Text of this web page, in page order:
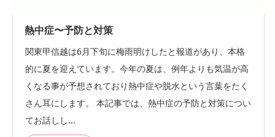
熱中症〜予防と対策
関東甲信越は6月下旬に梅雨明けしたと報道があり、本格
的に夏を迎えています。今年の夏は、例年よりも気温が高
くなる事が予想されており熱中症や脱水という言葉をたく
さん耳にします。 本記事では、熱中症の予防と対策につい
てお話しし...